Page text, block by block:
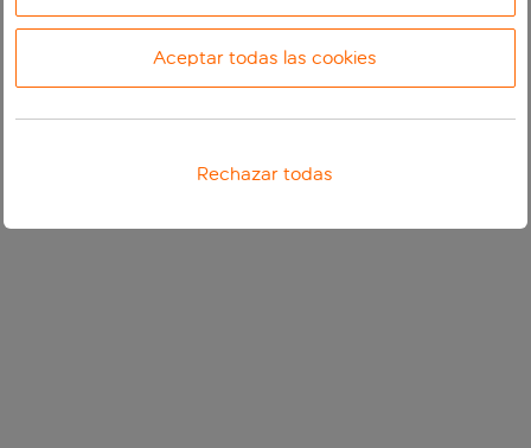
Aceptar todas las cookies
Rechazar todas